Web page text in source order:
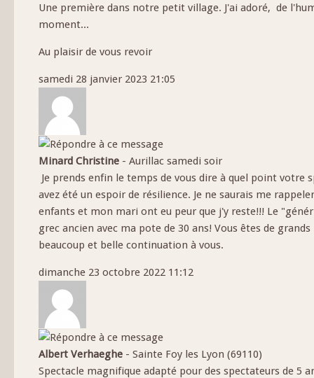
Une première dans notre petit village. J'ai adoré, de
moment...
Au plaisir de vous revoir
samedi 28 janvier 2023 21:05
Minard Christine - Aurillac samedi soir
Je prends enfin le temps de vous dire à quel point
avez été un espoir de résilience. Je ne saurais me
enfants et mon mari ont eu peur que j'y reste!!! Le
grec ancien avec ma pote de 30 ans! Vous êtes de
beaucoup et belle continuation à vous.
dimanche 23 octobre 2022 11:12
Albert Verhaeghe - Sainte Foy les Lyon (69110)
Spectacle magnifique adapté pour des spectateurs de 5